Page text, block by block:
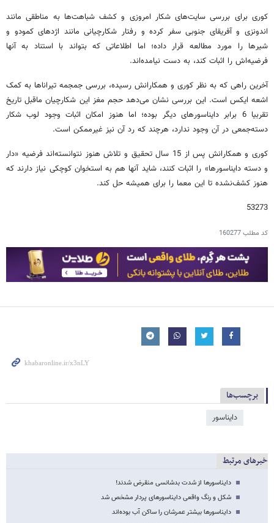
کوری برای بررسی سایت‌های شکار امروزی و کشف شباهت‌ها به مناطقی مانند
اندونزی و آفریقای جنوبی سفر کرده و رفتار شکارچیانی مانند اژدهای کمودو و
شیرها را مورد مطالعه قرار داده؛ اما اطلاعاتی که بتواند با استناد به آنها
فرضیه‌اش را اثبات کند، به دست نیامده‌اند.
آخرین راهی که به نظر کوری و همکارانش رسیده، بررسی جمجمه تیراناها به کمک
اشعه ایکس است. این بررسی نشان می‌دهد حجم مغز این شکارچیان ماقبل تاریخ
تقربیا 6 برابر دایناسورهای دیگر بوده؛ اما هنوز امکان اثبات وجود لوب شکار
دسته‌جمعی در آن وجود ندارد، هرچند که رد آن نیز غیرممکن است.
کوری و همکارانش پس از 15 سال تحقیق و تلاش هنوز نتوانسته‌اند فرضیه «دار
و دسته دایناسورها» را اثبات کنند، شاید آنها هم به استخوان کوچکی نیاز دارند که
هنوز کشف‌نشده تا این معما را برای همیشه حل کند.
53273
کد مطلب160277
برچسب‌ها
دایناسور
خبرهای مرتبط
دایناسورها از شدت بدشانسی منقرض شدند!
شکل و رنگ واقعی دایناسورهای پردار مشخص شد
دایناسورها بیشتر عمرشان را ساکن آب بوده‌اند